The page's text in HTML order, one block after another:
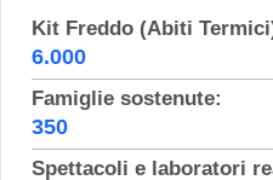
Kit Freddo (Abiti
6.000
Famiglie sostenute:
350
Spettacoli e laboratori